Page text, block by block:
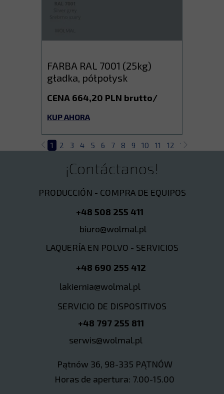
FARBA RAL 7001 (25kg)
gładka, półpołysk
CENA 664,20 PLN brutto/
KUP AHORA
1 2 3 4 5 6 7 8 9 10 11 12 13
Pątnów 36, 98-335 PĄTNÓW
Horas de apertura: 7.00-15.00
PRODUCCIÓN - COMPRA DE EQUIPOS
+48 508 255 411
biuro@wolmal.pl
LAQUERÍA EN POLVO - SERVICIOS
+48 690 255 412
lakiernia@wolmal.pl
SERVICIO DE DISPOSITIVOS
+48 797 255 811
serwis@wolmal.pl
¡Contáctanos!